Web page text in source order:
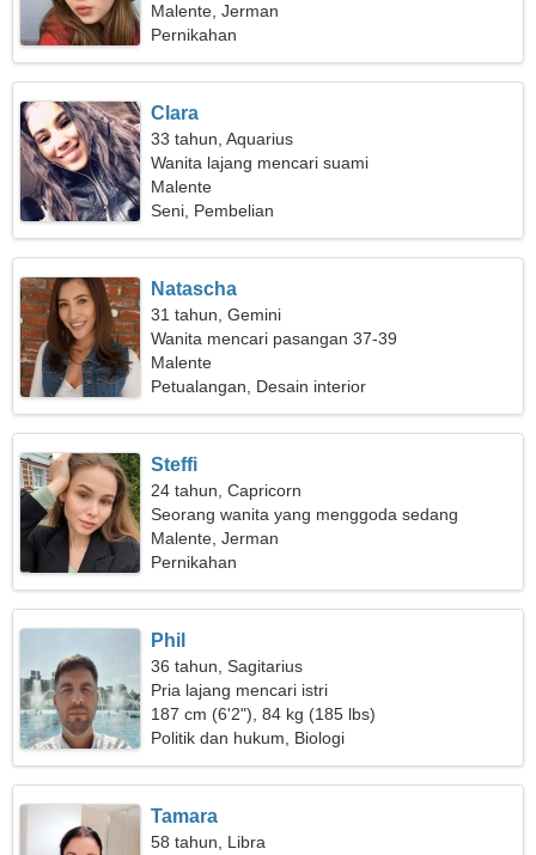
Malente, Jerman
Pernikahan
Clara
33 tahun, Aquarius
Wanita lajang mencari suami
Malente
Seni, Pembelian
Natascha
31 tahun, Gemini
Wanita mencari pasangan 37-39
Malente
Petualangan, Desain interior
Steffi
24 tahun, Capricorn
Seorang wanita yang menggoda sedang
mencari cinta sejati
Malente, Jerman
Pernikahan
Phil
36 tahun, Sagitarius
Pria lajang mencari istri
187 cm (6'2"), 84 kg (185 lbs)
Politik dan hukum, Biologi
Tamara
58 tahun, Libra